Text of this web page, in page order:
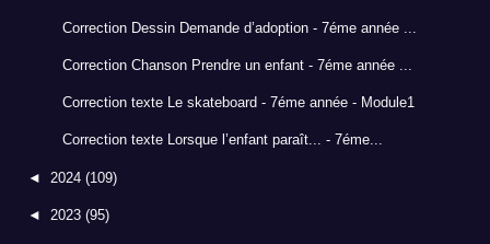
Correction Dessin Demande d’adoption - 7éme année ...
Correction Chanson Prendre un enfant - 7éme année ...
Correction texte Le skateboard - 7éme année - Module1
Correction texte Lorsque l’enfant paraît... - 7éme...
◄ 2024 (109)
◄ 2023 (95)